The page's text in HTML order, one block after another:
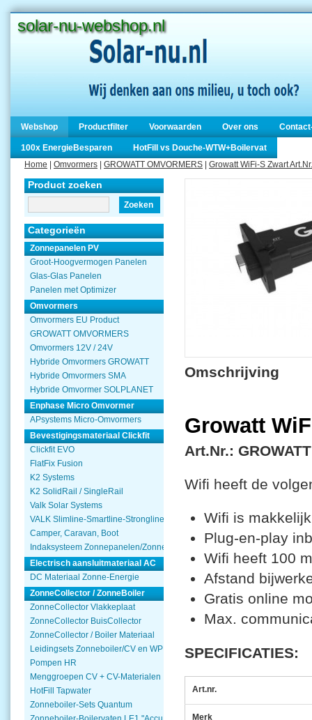
solar-nu-webshop.nl
Webshop Productfilter Voorwaarden Over ons
100x EnergieBesparen
HotFill vs Douche-WTW+Boilervat
Home
Omvormers GROWATT OMVORMERS Growatt WiFi-S Zwart
Product zoeken
Zoeken
Categorieën
Zonnepanelen PV
Groot-Hoogvermogen Panelen
Glas-Glas Panelen
Panelen met Optimizer
Omvormers
Omvormers EU Product
GROWATT OMVORMERS
Omvormers 12V / 24V
Hybride Omvormers GROWATT
Hybride Omvormers SMA
Hybride Omvormer SOLPLANET
Enphase Micro Omvormer
APsystems Micro-Omvormers
Bevestigingsmateriaal Clickfit
Clickfit EVO
FlatFix Fusion
K2 Systems
K2 SolidRail / SingleRail
Valk Solar Systems
VALK Slimline-Smartline-Strongline
Camper, Caravan, Boot
Indaksysteem Zonnepanelen/Zonnecollector
Electrisch aansluitmateriaal AC
DC Materiaal Zonne-Energie
ZonneCollector / ZonneBoiler
ZonneCollector Vlakkeplaat
ZonneCollector BuisCollector
ZonneCollector / Boiler Materiaal
Leidingsets Zonneboiler/CV en WP
Pompen HR
Menggroepen CV + CV-Materialen
HotFill Tapwater
Zonneboiler-Sets Quantum
Omschrijving
Growatt
Art.Nr.:
Wifi heeft de
Wifi is
Plug-en-play
Wifi heeft 100
Afstand
Gratis online
Max.
SPECIFICATIES:
Art.nr.
Merk